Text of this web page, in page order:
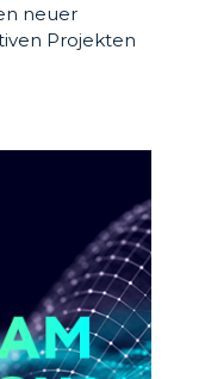
neuer
Projekten